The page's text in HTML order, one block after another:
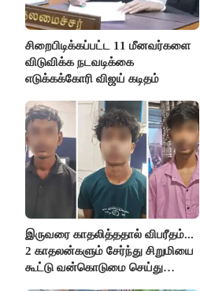
சிறைபிடிக்கப்பட்ட 11 மீனவர்களை
விடுவிக்க நடவடிக்கை
எடுக்கக்கோரி விஜய் கடிதம்
இருவரை காதலித்ததால் விபரீதம்...
2 காதலன்களும் சேர்ந்து சிறுமியை
கூட்டு வன்கொடுமை செய்து